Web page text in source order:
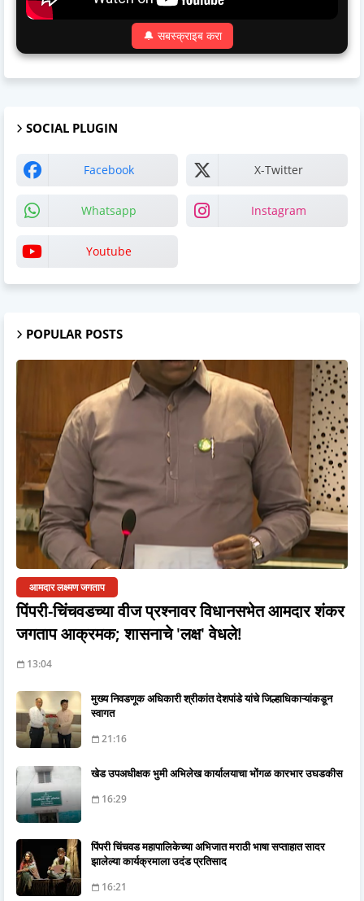
🔔 सबस्क्राइब करा
SOCIAL PLUGIN
Facebook X-Twitter
Whatsapp Instagram
Youtube
POPULAR POSTS
आमदार लक्ष्मण जगताप
पिंपरी-चिंचवडच्या वीज प्रश्नावर विधानसभेत आमदार शंकर
जगताप आक्रमक; शासनाचे 'लक्ष' वेधले!
13:04
मुख्य निवडणूक अधिकारी श्रीकांत देशपांडे यांचे जिल्हाधिकाऱ्यांकडून
स्वागत
21:16
खेड उपअधीक्षक भुमी अभिलेख कार्यालयाचा भोंगळ कारभार उघडकीस
16:29
पिंपरी चिंचवड महापालिकेच्या अभिजात मराठी भाषा सप्ताहात सादर
झालेल्या कार्यक्रमाला उदंड प्रतिसाद
16:21